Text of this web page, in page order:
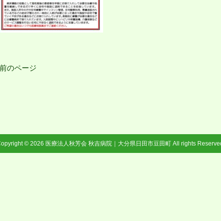
のページ
© 2026 医療法人秋芳会 秋吉病院｜大分県日田市豆田町All rights